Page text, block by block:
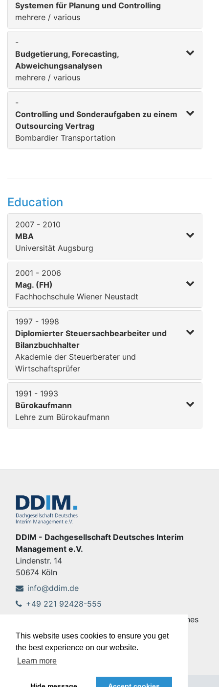
This website uses cookies to ensure you get
the best experience on our website.
Learn more
Systemen für Planung und Controlling
mehrere / various
-
Budgetierung, Forecasting,
Abweichungsanalysen
mehrere / various
-
Controlling und Sonderaufgaben zu einem
Outsourcing Vertrag
Bombardier Transportation
Education
2007 - 2010
MBA
Universität Augsburg
2001 - 2006
Mag. (FH)
Fachhochschule Wiener Neustadt
1997 - 1998
Diplomierter Steuersachbearbeiter und
Bilanzbuchhalter
Akademie der Steuerberater und
Wirtschaftsprüfer
1991 - 1993
Bürokaufmann
Lehre zum Bürokaufmann
DDIM - Dachgesellschaft Deutsches Interim
Management e.V.
Lindenstr. 14
50674 Köln
info@ddim.de
+49 221 92428-555
Copyright © DDIM - Dachgesellschaft Deutsches
Interim Management e.V.
Imprint|Privacy policy